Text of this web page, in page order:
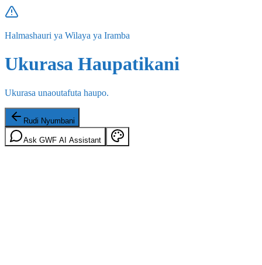
Halmashauri ya Wilaya ya Iramba
Ukurasa Haupatikani
Ukurasa unaoutafuta haupo.
Rudi Nyumbani
Ask GWF AI Assistant